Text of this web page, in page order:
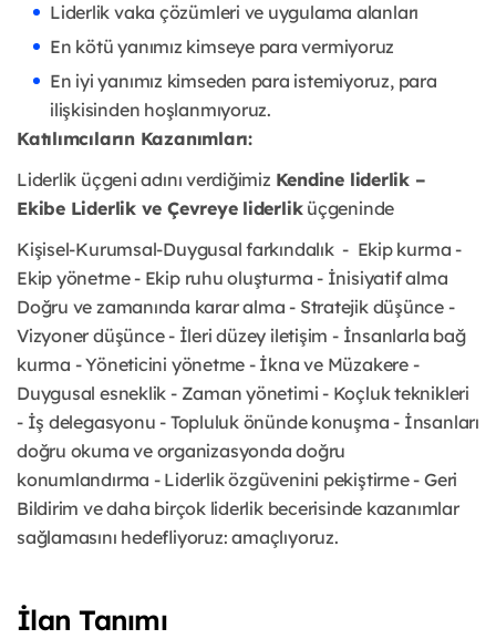
Liderlik vaka çözümleri ve uygulama alanları
En kötü yanımız kimseye para vermiyoruz
En iyi yanımız kimseden para istemiyoruz, para
ilişkisinden hoşlanmıyoruz.
Katılımcıların Kazanımları:
Liderlik üçgeni adını verdiğimiz Kendine liderlik –
Ekibe Liderlik ve Çevreye liderliküçgeninde
Kişisel-Kurumsal-Duygusal farkındalık - Ekip kurma -
Ekip yönetme - Ekip ruhu oluşturma - İnisiyatif alma
Doğru ve zamanında karar alma - Stratejik düşünce -
Vizyoner düşünce - İleri düzey iletişim - İnsanlarla bağ
kurma - Yöneticini yönetme - İkna ve Müzakere -
Duygusal esneklik - Zaman yönetimi - Koçluk teknikleri
- İş delegasyonu - Topluluk önünde konuşma - İnsanları
doğru okuma ve organizasyonda doğru
konumlandırma - Liderlik özgüvenini pekiştirme - Geri
Bildirim ve daha birçok liderlik becerisinde kazanımlar
sağlamasını hedefliyoruz: amaçlıyoruz.
İlan Tanımı